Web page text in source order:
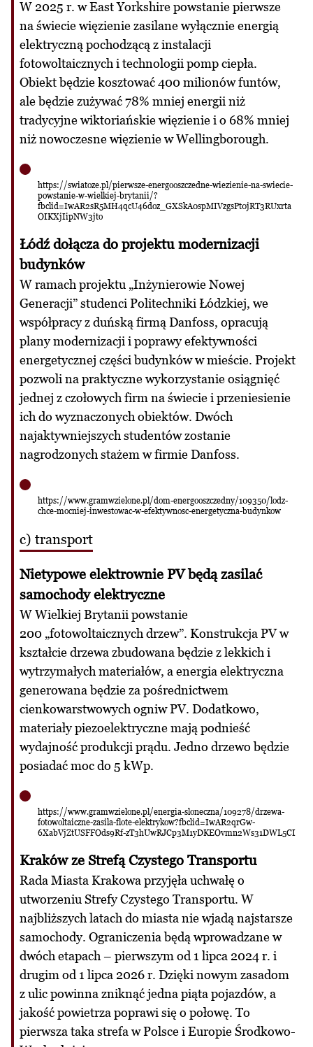
W 2025 r. w East Yorkshire powstanie pierwsze
na świecie więzienie zasilane wyłącznie energią
elektryczną pochodzącą z instalacji
fotowoltaicznych i technologii pomp ciepła.
Obiekt będzie kosztować 400 milionów funtów,
ale będzie zużywać 78% mniej energii niż
tradycyjne wiktoriańskie więzienie i o 68% mniej
niż nowoczesne więzienie w Wellingborough.
https://swiatoze.pl/pierwsze-energooszczedne-wiezienie-na-swiecie-
powstanie-w-wielkiej-brytanii/?
fbclid=IwAR2sR5MH4qcU46doz_GXSkA0spMIVzgsPt0jRT3RUxrta
OIKXjIipNW3jto
Łódź dołącza do projektu modernizacji
budynków
W ramach projektu „Inżynierowie Nowej
Generacji” studenci Politechniki Łódzkiej, we
współpracy z duńską firmą Danfoss, opracują
plany modernizacji i poprawy efektywności
energetycznej części budynków w mieście. Projekt
pozwoli na praktyczne wykorzystanie osiągnięć
jednej z czołowych firm na świecie i przeniesienie
ich do wyznaczonych obiektów. Dwóch
najaktywniejszych studentów zostanie
nagrodzonych stażem w firmie Danfoss.
https://www.gramwzielone.pl/dom-energooszczedny/109350/lodz-
chce-mocniej-inwestowac-w-efektywnosc-energetyczna-budynkow
c) transport
Nietypowe elektrownie PV będą zasilać
samochody elektryczne
W Wielkiej Brytanii powstanie
200 „fotowoltaicznych drzew”. Konstrukcja PV w
kształcie drzewa zbudowana będzie z lekkich i
wytrzymałych materiałów, a energia elektryczna
generowana będzie za pośrednictwem
cienkowarstwowych ogniw PV. Dodatkowo,
materiały piezoelektryczne mają podnieść
wydajność produkcji prądu. Jedno drzewo będzie
posiadać moc do 5 kWp.
https://www.gramwzielone.pl/energia-sloneczna/109278/drzewa-
fotowoltaiczne-zasila-flote-elektrykow?fbclid=IwAR2qrGw-
6XabVjZtUSFFOds9Rf-zT3hUwRJCp3M1yDKEOvmn2Ws31DWL5CI
Kraków ze Strefą Czystego Transportu
Rada Miasta Krakowa przyjęła uchwałę o
utworzeniu Strefy Czystego Transportu. W
najbliższych latach do miasta nie wjadą najstarsze
samochody. Ograniczenia będą wprowadzane w
dwóch etapach – pierwszym od 1 lipca 2024 r. i
drugim od 1 lipca 2026 r. Dzięki nowym zasadom
z ulic powinna zniknąć jedna piąta pojazdów, a
jakość powietrza poprawi się o połowę. To
pierwsza taka strefa w Polsce i Europie Środkowo-